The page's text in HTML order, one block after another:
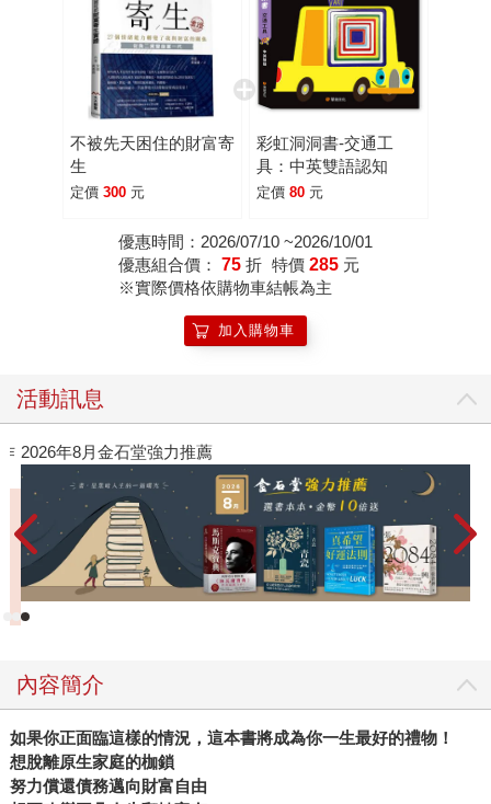
不被先天困住的財富寄
生
定價 300 元
彩虹洞洞書-交通工
具：中英雙語認知
定價 80 元
優惠時間：2026/07/10 ~2026/10/01
優惠組合價： 75 折 特價 285 元
※實際價格依購物車結帳為主
加入購物車
活動訊息
閱讀漫遊錄-2026上半年暢銷榜
內容簡介
如果你正面臨這樣的情況，這本書將成為你一生最好的禮物！
想脫離原生家庭的枷鎖
努力償還債務邁向財富自由